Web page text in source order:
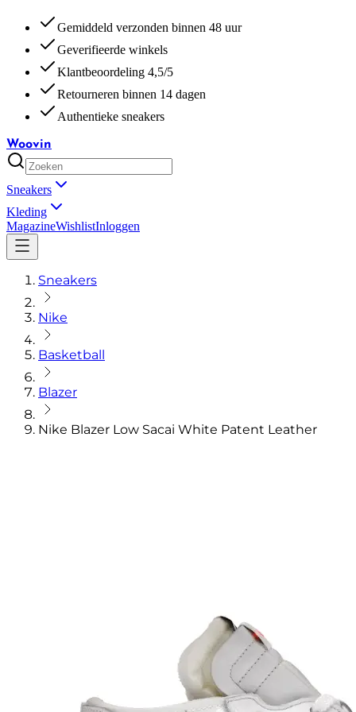
Gemiddeld verzonden binnen 48 uur
Geverifieerde winkels
Klantbeoordeling 4,5/5
Retourneren binnen 14 dagen
Authentieke sneakers
Woovin
Sneakers
Kleding
MagazineWishlistInloggen
Sneakers
Nike
Basketball
Blazer
Nike Blazer Low Sacai White Patent Leather